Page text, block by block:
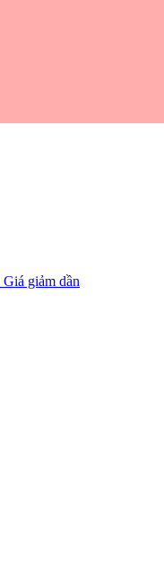
Giá giảm dần